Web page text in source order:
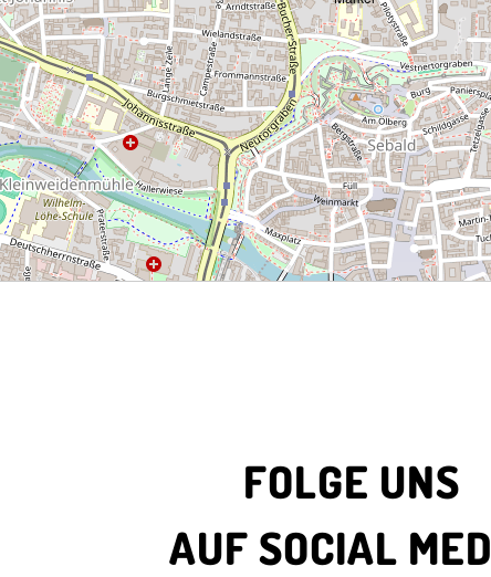
FOLGE UNS
AUF SOCIAL